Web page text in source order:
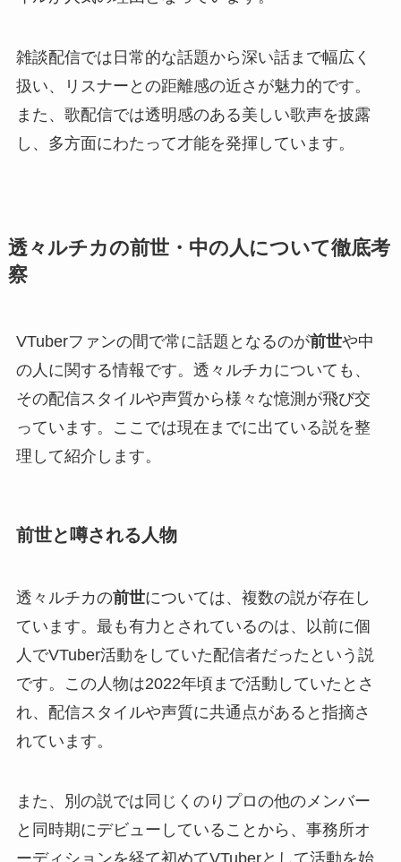
雑談配信では日常的な話題から深い話まで幅広く
扱い、リスナーとの距離感の近さが魅力的です。
また、歌配信では透明感のある美しい歌声を披露
し、多方面にわたって才能を発揮しています。
透々ルチカの前世・中の人について徹底考
察
VTuberファンの間で常に話題となるのが前世や中
の人に関する情報です。透々ルチカについても、
その配信スタイルや声質から様々な憶測が飛び交
っています。ここでは現在までに出ている説を整
理して紹介します。
前世と噂される人物
透々ルチカの前世については、複数の説が存在し
ています。最も有力とされているのは、以前に個
人でVTuber活動をしていた配信者だったという説
です。この人物は2022年頃まで活動していたとさ
れ、配信スタイルや声質に共通点があると指摘さ
れています。
また、別の説では同じくのりプロの他のメンバー
と同時期にデビューしていることから、事務所オ